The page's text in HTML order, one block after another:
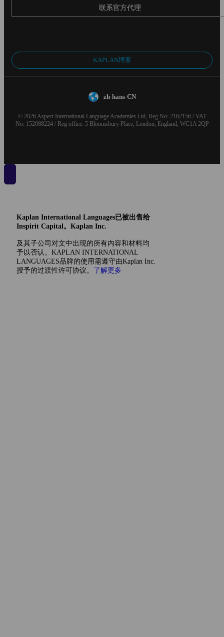
联系官方代理
KAPLAN博客
zh-hans-CN
© 2026 Aspect International Language Academies Ltd, Reg No: 2162156 / VAT
No: 152088224 / Reg office: 5 Bloomsbury Place, London, England, WC1A 2QP
Kaplan International Languages已被出售给
Inspirit Capital。Kaplan Inc.
及其子公司对文中出现的所有内容和材料均
予以否认。KAPLAN INTERNATIONAL
LANGUAGES品牌的使用需遵守由Kaplan Inc.
授予的过渡性许可协议。 了解更多